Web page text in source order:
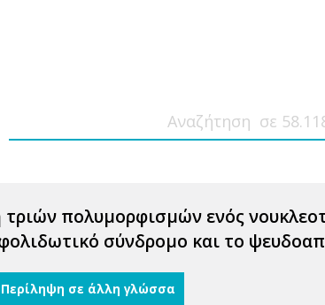
πολυμορφισμών ενός
σύνδρομο και το
Περίληψη σε άλλη γλώσσα